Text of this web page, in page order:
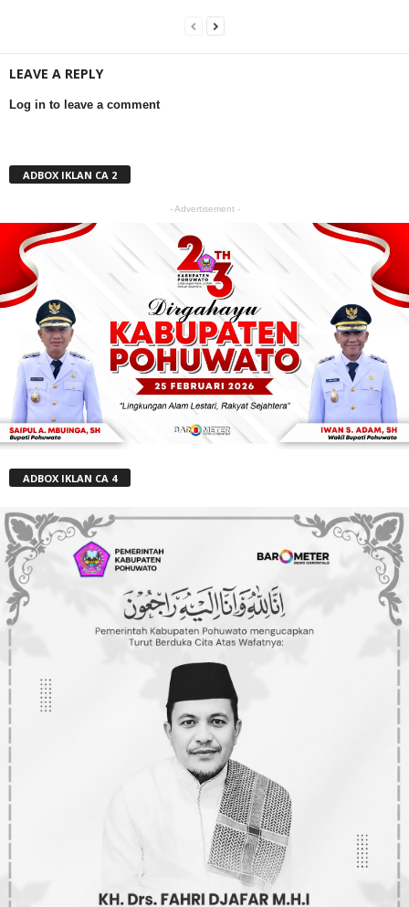
LEAVE A REPLY
Log in to leave a comment
ADBOX IKLAN CA 2
- Advertisement -
ADBOX IKLAN CA 4